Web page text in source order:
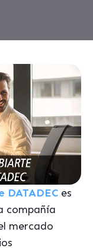
DATADEC es
compañía
mercado